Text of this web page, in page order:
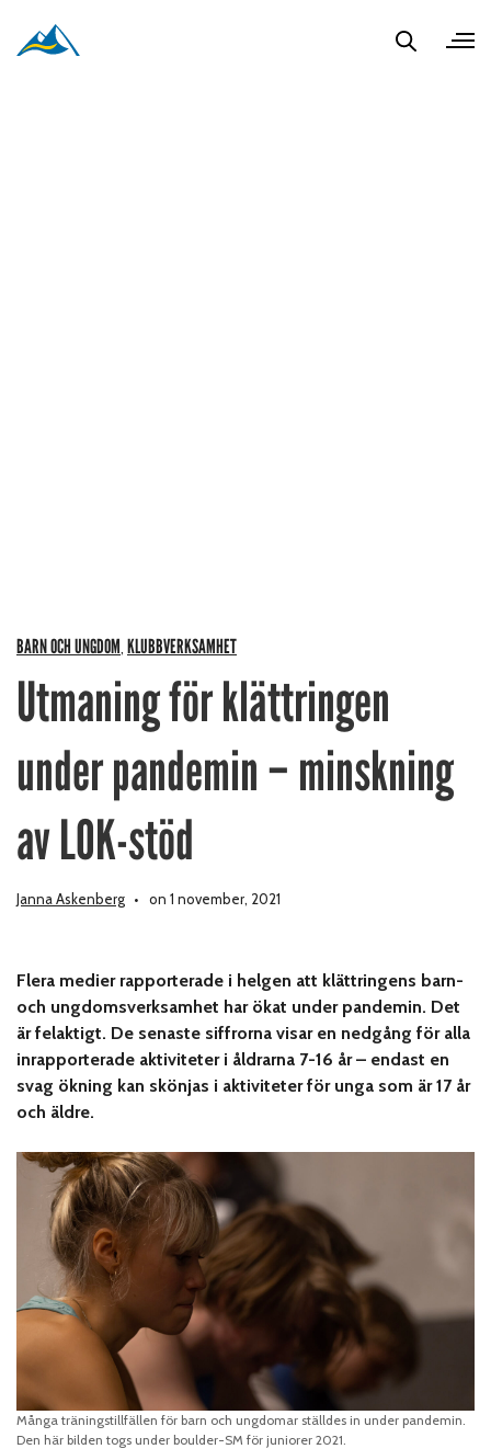
BARN OCH UNGDOM KLUBBVERKSAMHET
Utmaning för klättringen
under pandemin – minskning
av LOK-stöd
Janna Askenberg on 1 november, 2021
Flera medier rapporterade i helgen att klättringens barn-
och ungdomsverksamhet har ökat under pandemin. Det
är felaktigt. De senaste siffrorna visar en nedgång för alla
inrapporterade aktiviteter i åldrarna 7-16 år – endast en
svag ökning kan skönjas i aktiviteter för unga som är 17 år
och äldre.
Många träningstillfällen för barn och ungdomar ställdes in under pandemin.
Den här bilden togs under boulder-SM för juniorer 2021.